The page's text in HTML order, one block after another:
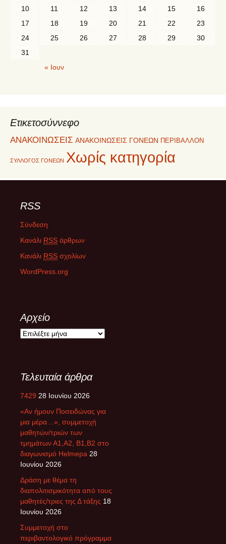
« Ιουν
10
11 12 13 14 15
16
17
18 19 20 21 22
23
24
25 26 27 28 29
30
31
Ετικετοσύννεφο
ΑΝΑΚΟΙΝΩΣΕΙΣ ΑΝΑΚΟΙΝΩΣΕΙΣ ΓΟΝΕΩΝ ΠΕΡΙΒΑΛΛΟΝ
ΣΥΛΛΟΓΟΣ ΓΟΝΕΩΝ Χωρίς κατηγορία
RSS
Σύνδεση
Κανάλι RSS άρθρων
Κανάλι RSS σχολίων
WordPress.org
Αρχείο
Τελευταία άρθρα
7429 28 Ιουνίου 2026
«Αν ήμουν Ποσειδώνας για
μια μέρα…», συμμετοχή
μαθητών/τριών των
τμημάτων Α1,Α2, Β1,Β2 στο
διαγωνισμό Helmepa 28
Ιουνίου 2026
Δράση με θέμα τη
διαπολιτισμικότητα από τους
μαθητές/τριες της Δ τάξης 18
Ιουνίου 2026
Συμμετοχή στο
περιβαντολογικό πρόγραμμα